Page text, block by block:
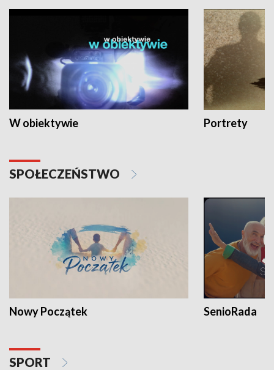
W obiektywie Portrety
SPOŁECZEŃSTWO
Nowy Początek SenioRada
SPORT